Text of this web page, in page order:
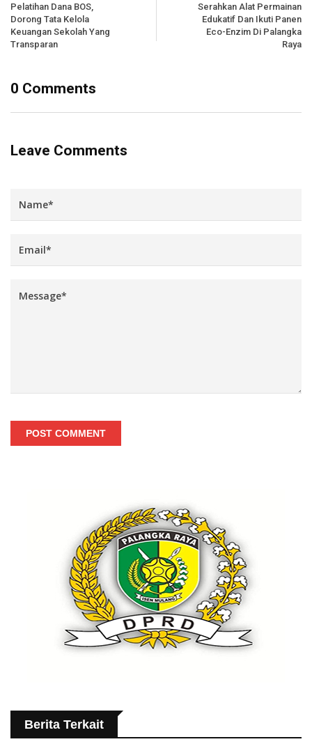
Pelatihan Dana BOS,
Dorong Tata Kelola
Keuangan Sekolah Yang
Transparan
Serahkan Alat Permainan
Edukatif Dan Ikuti Panen
Eco-Enzim Di Palangka
Raya
0 Comments
Leave Comments
POST COMMENT
Berita Terkait